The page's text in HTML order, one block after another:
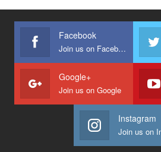
Facebook
Join us on Facebook
Google+
Join us on Google
Instagram